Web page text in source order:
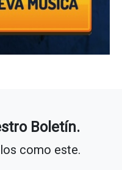
Boletín.
como este.